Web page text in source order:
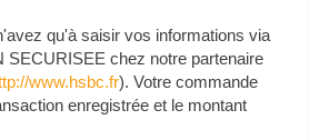
qu'à saisir vos informations via
SECURISEE chez notre partenaire
www.hsbc.fr). Votre commande
enregistrée et le montant